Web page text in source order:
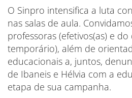
O Sinpro intensifica a luta
nas salas de aula.
professoras (efetivos(as) e
temporário), além de
educacionais a, juntos,
de Ibaneis e Hélvia com a
etapa de sua campanha.